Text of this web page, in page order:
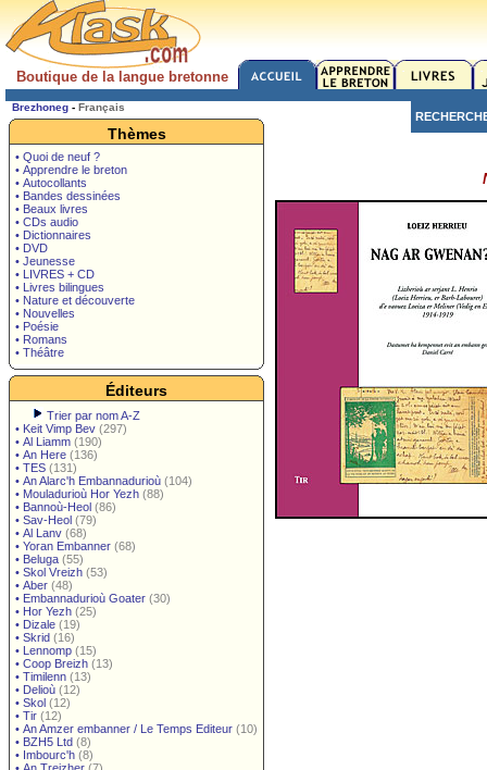
Boutique de la langue bretonne
Brezhoneg - Français
Thèmes
• Quoi de neuf ?
• Apprendre le breton
• Autocollants
• Bandes dessinées
• Beaux livres
• CDs audio
• Dictionnaires
• DVD
• Jeunesse
• LIVRES + CD
• Livres bilingues
• Nature et découverte
• Nouvelles
• Poésie
• Romans
• Théâtre
Éditeurs
Trier par nom A-Z
• Keit Vimp Bev (297)
• Al Liamm (190)
• An Here (136)
• TES (131)
• An Alarc'h Embannadurioù (104)
• Mouladurioù Hor Yezh (88)
• Bannoù-Heol (86)
• Sav-Heol (79)
• Al Lanv (68)
• Yoran Embanner (68)
• Beluga (55)
• Skol Vreizh (53)
• Aber (48)
• Embannadurioù Goater (30)
• Hor Yezh (25)
• Dizale (19)
• Skrid (16)
• Lennomp (15)
• Coop Breizh (13)
• Timilenn (13)
• Delioù (12)
• Skol (12)
• Tir (12)
• An Amzer embanner / Le Temps Editeur (10)
• BZH5 Ltd (8)
• Imbourc'h (8)